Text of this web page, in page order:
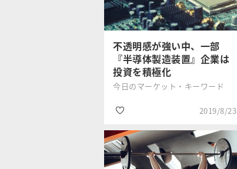
三井住友DSア
セットマネジ
メント
#設備投資
#国内株式
不透明感が強い中、一部
『半導体製造装置』企業は
投資を積極化
今日のマーケット・キーワード
2019/8/23